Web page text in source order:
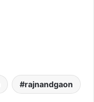
rajnandgaon